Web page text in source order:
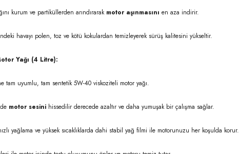
kurum ve partiküllerden arındırarak motor aşınmasını en aza indirir.
havayı polen, toz ve kötü kokulardan temizleyerek sürüş kalitesini yükseltir.
Yağı (4 Litre):
tam uyumlu, tam sentetik 5W-40 viskoziteli motor yağı.
motor sesini hissedilir derecede azaltır ve daha yumuşak bir çalışma sağlar.
yağlama ve yüksek sıcaklıklarda dahi stabil yağ filmi ile motorunuzu her koşulda korur.